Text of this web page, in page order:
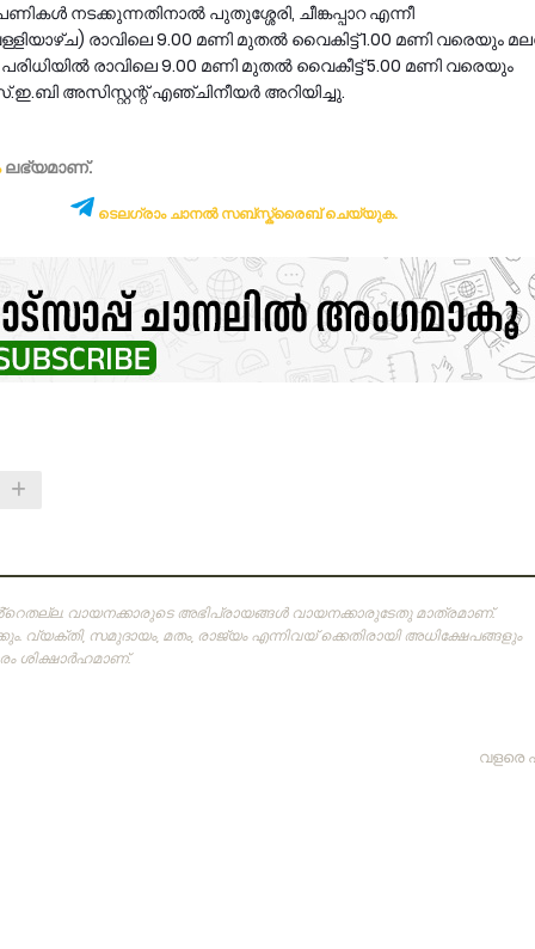
നടക്കുന്നതിനാല്‍ പുതുശ്ശേരി, ചീങ്കപ്പാറ എന്നീ
രാവിലെ 9.00 മണി മുതല്‍ വൈകിട്ട്‌ 1.00 മണി വരെയും
രാവിലെ 9.00 മണി മുതല്‍ വൈകീട്ട്‌ 5.00 മണി വരെയും
അസിസ്റ്റന്റ് എഞ്ചിനീയർ അറിയിച്ചു.
ലഭ്യമാണ്‌.
ടെലഗ്രാം ചാനൽ സബ്സ്ക്രൈബ് ചെയ്യുക.
വായനക്കാരുടെ അഭിപ്രായങ്ങള്‍ വായനക്കാരുടേതു മാത്രമാണ്‌.
വ്യക്തി, സമുദായം, മതം, രാജ്യം എന്നിവയ് ക്കെതിരായി അധിക്ഷേപങ്ങളും
ശിക്ഷാര്‍ഹമാണ്‌.
വളരെ